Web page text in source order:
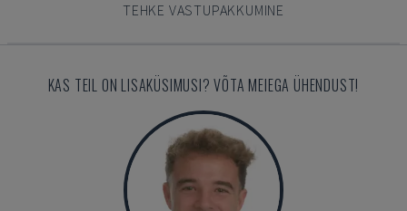
TEHKE VASTUPAKKUMINE
KAS TEIL ON LISAKÜSIMUSI? VÕTA MEIEGA ÜHENDUST!